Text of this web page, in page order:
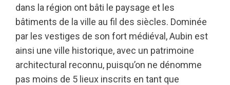
dans la région ont bâti le paysage et les
bâtiments de la ville au fil des siècles. Dominée
par les vestiges de son fort médiéval, Aubin est
ainsi une ville historique, avec un patrimoine
architectural reconnu, puisqu’on ne dénomme
pas moins de 5 lieux inscrits en tant que